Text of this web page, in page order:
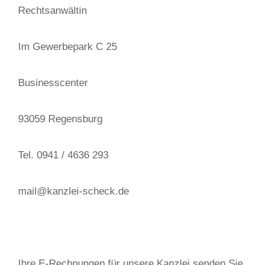
Rechtsanwältin
Im Gewerbepark C 25
Businesscenter
93059 Regensburg
Tel. 0941 / 4636 293
mail@kanzlei-scheck.de